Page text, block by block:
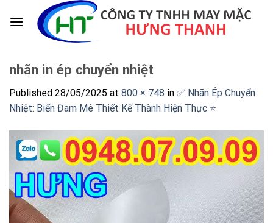
nhãn in ép chuyển nhiệt
Published 28/05/2025 at 800 × 748 in ✅ Nhãn Ép Chuyển
Nhiệt: Biến Đam Mê Thiết Kế Thành Hiện Thực ⭐️